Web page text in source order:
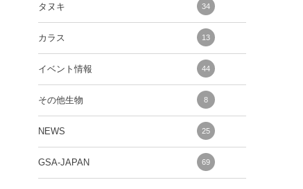
タヌキ 34
カラス 13
イベント情報 44
その他生物 8
NEWS 25
GSA-JAPAN 69